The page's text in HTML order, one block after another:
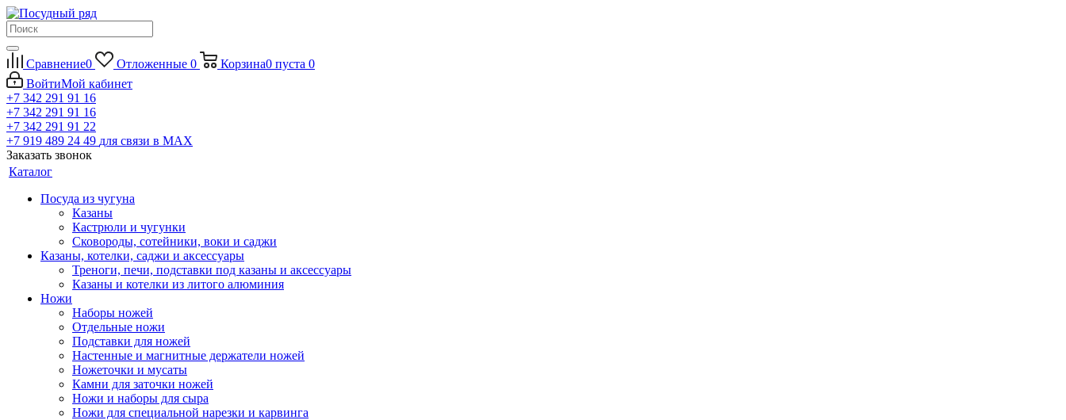
Сравнение0 Отложенные 0 Корзина0 пуста 0
ВойтиМой кабинет
+7 342 291 91 16
+7 342 291 91 16
+7 342 291 91 22
+7 919 489 24 49 для связи в МАХ
Заказать звонок
Каталог
Посуда из чугуна
Казаны
Кастрюли и чугунки
Сковороды, сотейники, воки и саджи
Казаны, котелки, саджи и аксессуары
Треноги, печи, подставки под казаны и аксессуары
Казаны и котелки из литого алюминия
Ножи
Наборы ножей
Отдельные ножи
Подставки для ножей
Настенные и магнитные держатели ножей
Ножеточки и мусаты
Камни для заточки ножей
Ножи и наборы для сыра
Ножи для специальной нарезки и карвинга